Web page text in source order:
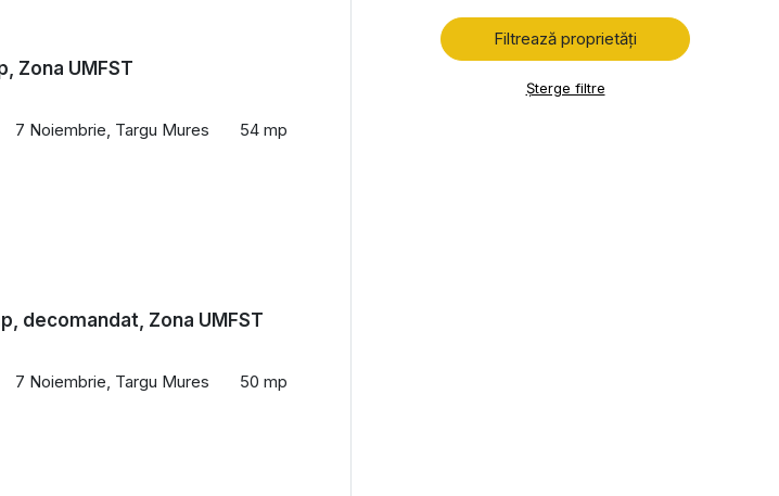
Zona UMFST
7 Noiembrie, Targu Mures 54 mp
decomandat, Zona UMFST
7 Noiembrie, Targu Mures 50 mp
Șterge filtre